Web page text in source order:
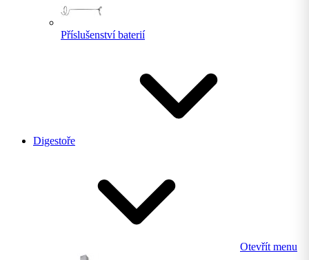
Příslušenství baterií
Digestoře
Otevřít menu